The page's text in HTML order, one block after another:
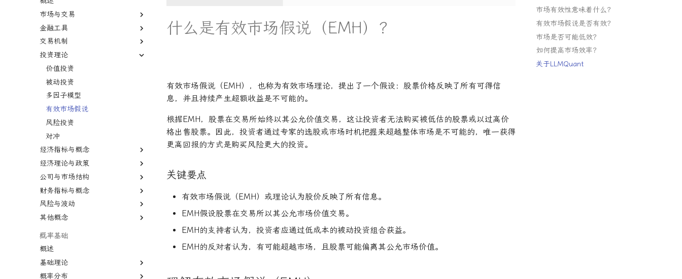
市场与交易
一级市场
二级市场
债券市场
外汇市场
外汇
股市
熊市
牛市
纳斯达克
金融工具
股权
期货
期权
二元期权
卖出期权
VIX期权
债券
债券
国债
国库券
可转换债券
证券
衍生品
标的资产
固定收益
远期价格
远期合同
交易机制
T+1
保证金
保证金交易
交易商
卖空
首次公开募股
报价
首席经纪业务
投资理论
价值投资
被动投资
多因子模型
有效市场假说
风险投资
对冲
经济指标与概念
国内生产总值
国民生产总值
生产者价格指数
通货膨胀
恶性通胀
失业
经济增长
商业周期
大萧条
经济理论与政策
宏观经济学
凯恩斯经济学
新自由主义
资本主义
自由市场
自由贸易
公开市场操作
货币政策
公司与市场结构
股份公司
有限合伙
寡头垄断
规模经济
知识经济
债务重组
合并与收购
财务指标与概念
市盈率
股息
股权稀释
毛利率
贴现率
年金表
风险与波动
杠杆
杠杆率
无杠杆Beta
波动性
流动性
其他概念
二八法则
基尼系数
菲利普斯曲线
比较优势
概率基础
概述
基础理论
条件概率
概率分布
市场有效性意味着什么？
有效市场假说是否有效？
市场是否可能低效？
如何提高市场效率？
关于LLMQuant
什么是有效市场假说（EMH）？
有效市场假说（EMH），也称为有效市场理论，提出了一个假设：股票价格反映了所有可得信
息，并且持续产生超额收益是不可能的。
根据EMH，股票在交易所始终以其公允价值交易，这让投资者无法购买被低估的股票或以过高价
格出售股票。因此，投资者通过专家的选股或市场时机把握来超越整体市场是不可能的，唯一获得
更高回报的方式是购买风险更大的投资。
关键要点
有效市场假说（EMH）或理论认为股价反映了所有信息。
EMH假设股票在交易所以其公允市场价值交易。
EMH的支持者认为，投资者应通过低成本的被动投资组合获益。
EMH的反对者认为，有可能超越市场，且股票可能偏离其公允市场价值。